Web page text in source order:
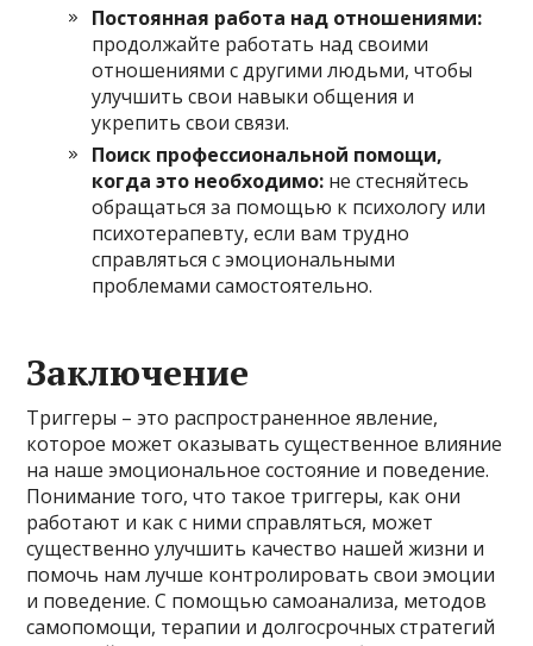
Постоянная работа над отношениями:
продолжайте работать над своими
отношениями с другими людьми, чтобы
улучшить свои навыки общения и
укрепить свои связи.
Поиск профессиональной помощи,
когда это необходимо: не стесняйтесь
обращаться за помощью к психологу или
психотерапевту, если вам трудно
справляться с эмоциональными
проблемами самостоятельно.
Заключение
Триггеры – это распространенное явление,
которое может оказывать существенное влияние
на наше эмоциональное состояние и поведение.
Понимание того, что такое триггеры, как они
работают и как с ними справляться, может
существенно улучшить качество нашей жизни и
помочь нам лучше контролировать свои эмоции
и поведение. С помощью самоанализа, методов
самопомощи, терапии и долгосрочных стратегий